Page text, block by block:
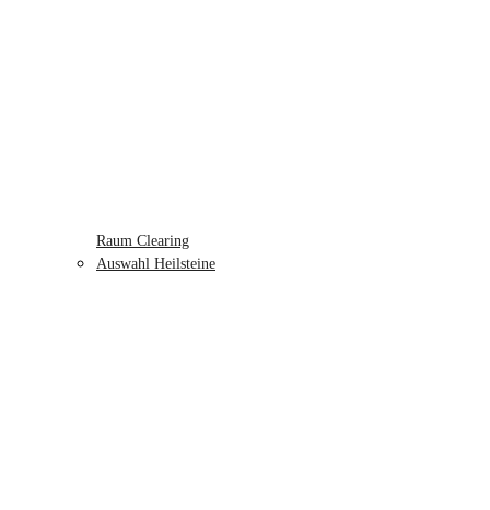
Raum Clearing
Auswahl Heilsteine